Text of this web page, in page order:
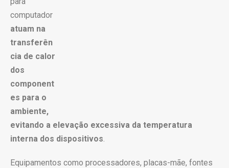
computador
atuam na
transferên
cia de calor
dos
component
es para o
ambiente,
evitando a elevação excessiva da temperatura
interna dos dispositivos.
Equipamentos como processadores, placas-mãe, fontes